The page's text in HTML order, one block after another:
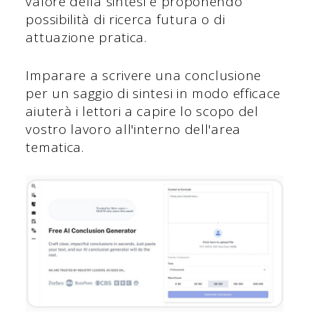
possibilità di ricerca futura o di
attuazione pratica.
Imparare a scrivere una conclusione
per un saggio di sintesi in modo efficace
aiuterà i lettori a capire lo scopo del
vostro lavoro all'interno dell'area
tematica.